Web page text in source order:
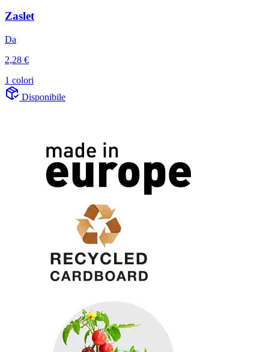
Zaslet
Da
2,28 €
1 colori
Disponibile